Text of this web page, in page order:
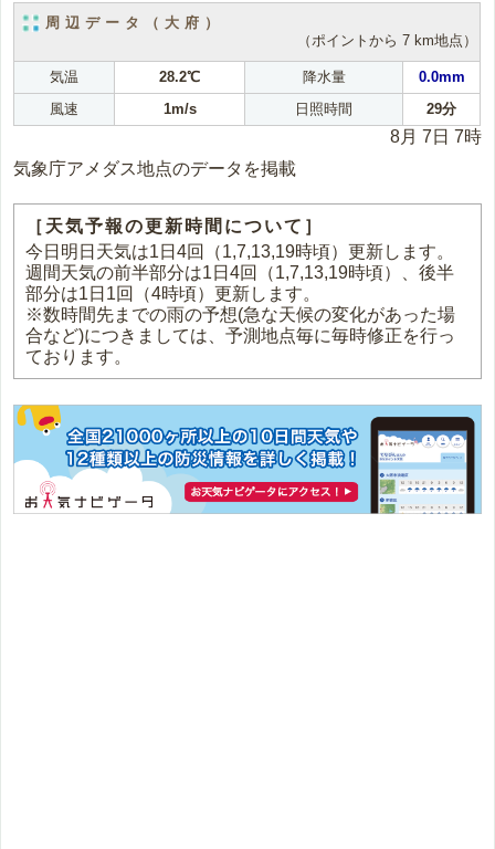
周辺データ（大府）
（ポイントから 7 km地点）
気温 28.2℃ 降水量
0.0mm
風速
1m/s 日照時間 29分
8月 7日 7時
気象庁アメダス地点のデータを掲載
［天気予報の更新時間について］
今日明日天気は1日4回（1,7,13,19時頃）更新します。
週間天気の前半部分は1日4回（1,7,13,19時頃）、後半
部分は1日1回（4時頃）更新します。
※数時間先までの雨の予想(急な天候の変化があった場
合など)につきましては、予測地点毎に毎時修正を行っ
ております。